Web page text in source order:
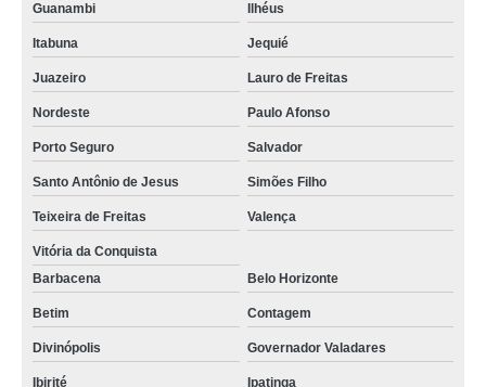
Guanambi Ilhéus
Itabuna Jequié
Juazeiro Lauro de Freitas
Nordeste Paulo Afonso
Porto Seguro Salvador
Santo Antônio de Jesus Simões Filho
Teixeira de Freitas Valença
Vitória da Conquista
Barbacena
Belo Horizonte
Betim Contagem
Divinópolis Governador Valadares
Ibirité Ipatinga